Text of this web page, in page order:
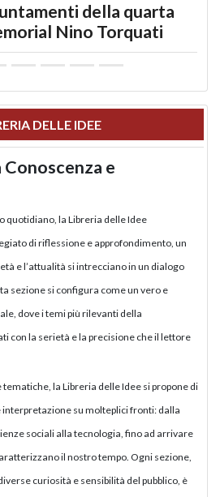
della quarta
Nino Torquati
DELLE IDEE
e
quotidiano, la Libreria delle Idee
di riflessione e approfondimento, un
e l’attualità si intrecciano in un dialogo
sezione si configura come un vero e
dove i temi più rilevanti della
con la serietà e la precisione che il lettore
la Libreria delle Idee si propone di
interpretazione su molteplici fronti: dalla
sociali alla tecnologia, fino ad arrivare
il nostro tempo. Ogni sezione,
curiosità e sensibilità del pubblico, è